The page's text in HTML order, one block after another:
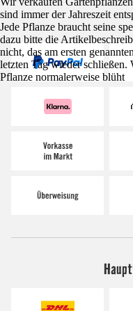
sind immer der Jahreszeit
Jede Pflanze braucht seine
dazu bitte die
nicht, das am ersten
letzten Tag wieder schließen.
Pflanze normalerweise blüht